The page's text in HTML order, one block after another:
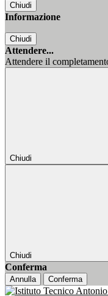
Chiudi
Informazione
Chiudi
Attendere...
Attendere il
Chiudi
Chiudi
Conferma
Annulla Conferma